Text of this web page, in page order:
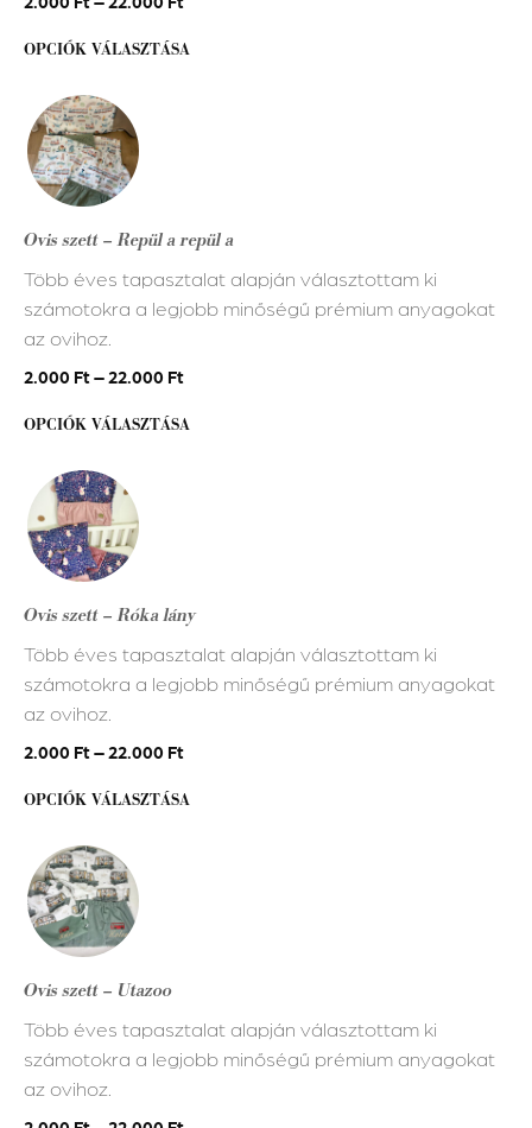
OPCIÓK VÁLASZTÁSA
ki
Ovis szett – Repül a repül a
Több éves tapasztalat alapján választottam ki
számotokra a legjobb minőségű prémium anyagokat
az ovihoz.
2.000 Ft–22.000 Ft
OPCIÓK VÁLASZTÁSA
Ennek
a
terméknek
több
van.
A
változatok
a
termékoldalon
ki
Ovis szett – Róka lány
Több éves tapasztalat alapján választottam ki
számotokra a legjobb minőségű prémium anyagokat
az ovihoz.
2.000 Ft–22.000 Ft
OPCIÓK VÁLASZTÁSA
Ennek
a
terméknek
több
van.
A
változatok
a
termékoldalon
ki
Ovis szett – Utazoo
Több éves tapasztalat alapján választottam ki
számotokra a legjobb minőségű prémium anyagokat
az ovihoz.
Ennek
a
terméknek
több
van.
A
változatok
a
termékoldalon